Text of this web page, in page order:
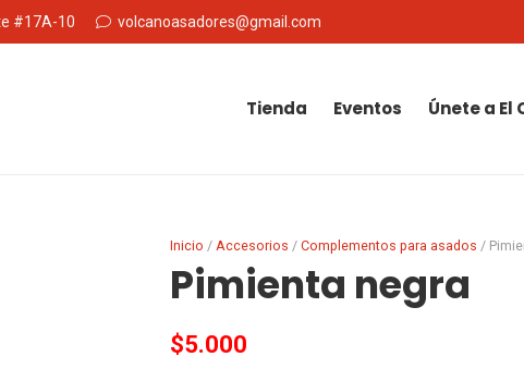
#17A-10 volcanoasadores@gmail.com
Tienda Eventos Únete a El
Inicio / Accesorios / Complementos para asados /
Pimienta negra
$5.000